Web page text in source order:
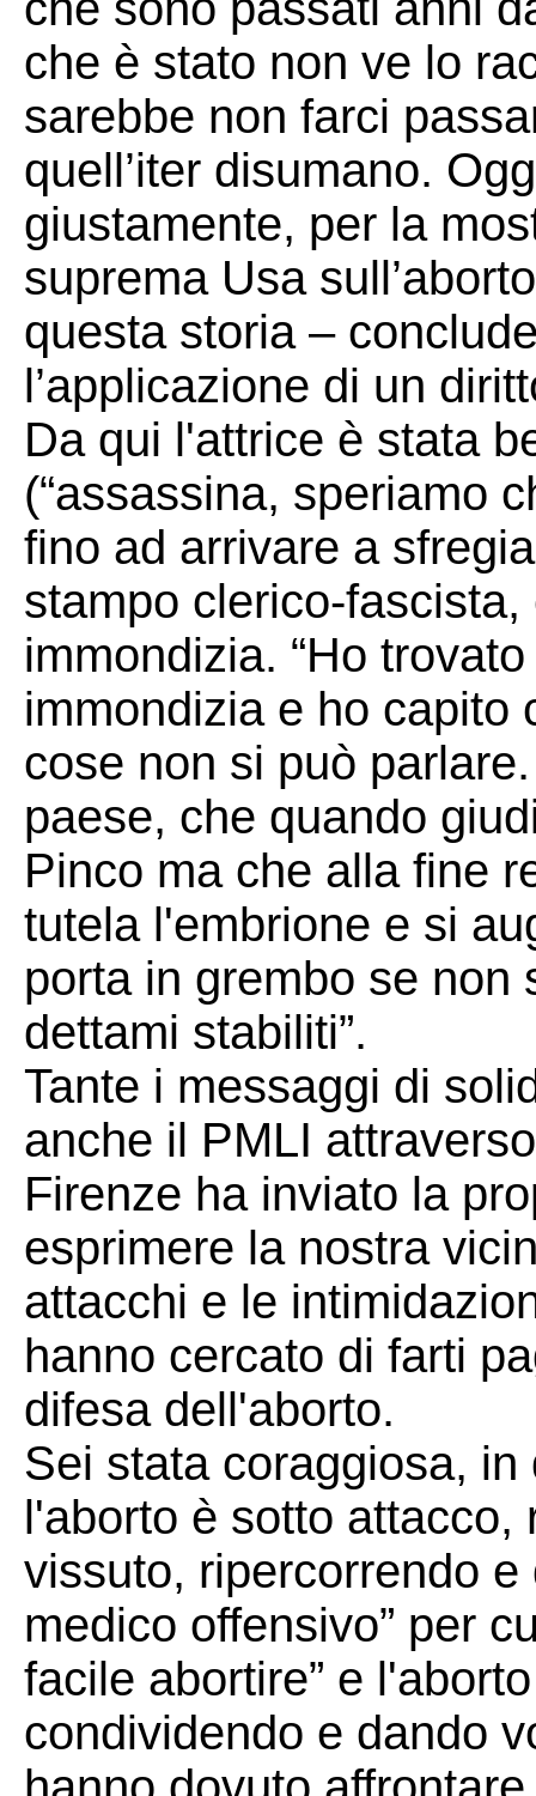
che è stato non ve lo
sarebbe non farci
quell’iter disumano.
giustamente, per la
suprema Usa
questa storia –
l’applicazione di un
Da qui l'attrice è stata
(“assassina, speriamo
fino ad arrivare a
stampo clerico-
immondizia. “Ho
immondizia e ho capito
cose non si può
paese, che quando
Pinco ma che alla fine
tutela l'embrione e si
porta in grembo se non
dettami stabiliti”.
Tante i messaggi di
anche il PMLI
Firenze ha inviato la
esprimere la nostra
attacchi e le
hanno cercato di farti
difesa dell'aborto.
Sei stata coraggiosa,
l'aborto è sotto attacco,
vissuto, ripercorrendo e
medico offensivo” per
facile abortire” e
condividendo e dando